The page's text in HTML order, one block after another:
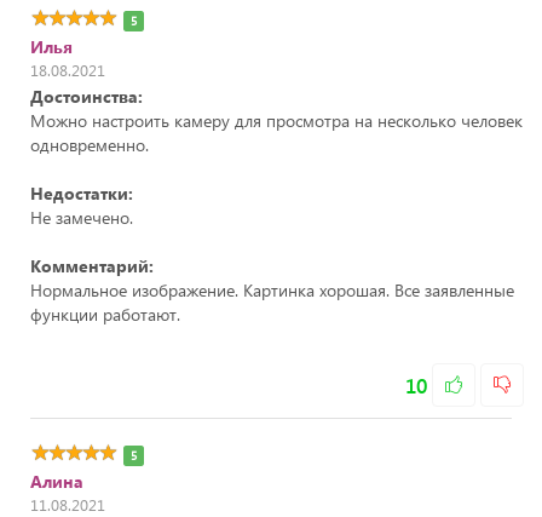
5
Илья
18.08.2021
Достоинства:
Можно настроить камеру для просмотра на несколько человек
одновременно.
Недостатки:
Не замечено.
Комментарий:
Нормальное изображение. Картинка хорошая. Все заявленные
функции работают.
10
5
Алина
11.08.2021